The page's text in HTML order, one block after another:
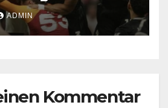
League
ADMIN
Kommentar